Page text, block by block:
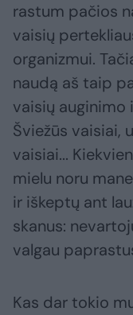
rastum pačios
vaisių
organizmui.
naudą aš taip
vaisių
Šviežūs vaisiai,
vaisiai...
mielu noru
ir iškeptų ant
skanus:
valgau
Kas dar tokio